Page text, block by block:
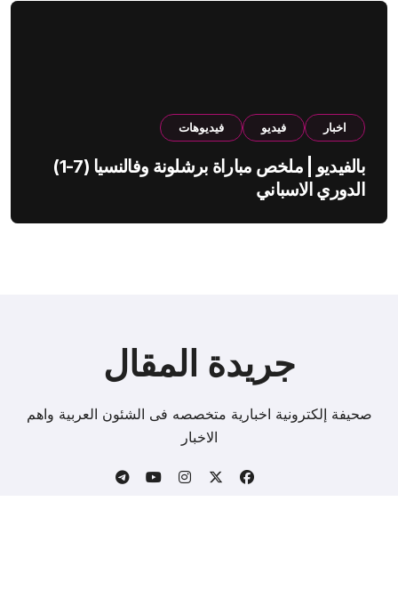
اخبار فيديو فيديوهات
بالفيديو | ملخص مباراة برشلونة وفالنسيا (7-1)
الدوري الاسباني
جريدة المقال
صحيفة إلكترونية اخبارية متخصصه فى الشئون العربية واهم
الاخبار